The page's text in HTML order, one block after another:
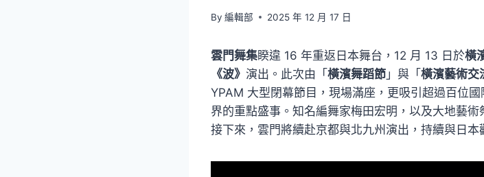
By 編輯部 2025 年 12 月 17 日
雲門舞集睽違 16 年重返日本舞台，12 月 13 日於橫
《波》 演出。此次由「橫濱舞蹈節 」與「橫濱藝術交
YPAM 大型閉幕節目，現場滿座，更吸引超過百位
界的重點盛事。知名編舞家梅田宏明，以及大地藝
接下來，雲門將續赴京都與北九州演出，持續與日本